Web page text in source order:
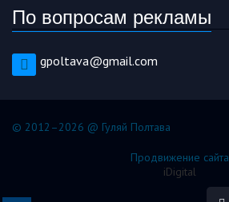
По вопросам рекламы
gpoltava@gmail.com
© 2012–2026 @ Гуляй Полтава
Продвижение сайта
iDigital